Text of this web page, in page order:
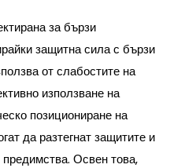
за бързи
защитна сила с бързи
от слабостите на
използване на
позициониране на
да разтегнат защитите и
Освен това,